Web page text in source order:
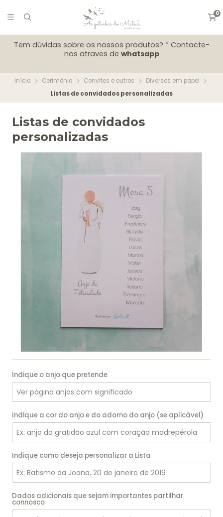
0
Tem dúvidas sobre os nossos produtos? * Contacte-
nos atraves de whatsapp
Início Cerimónia Convites e outros
Diversos em papel
Listas de convidados personalizadas
Listas de convidados
personalizadas
Indique o anjo que pretende
Indique a cor do anjo e do adorno do anjo (se aplicável)
Indique como deseja personalizar a Lista
Dados adicionais que sejam importantes partilhar
connosco